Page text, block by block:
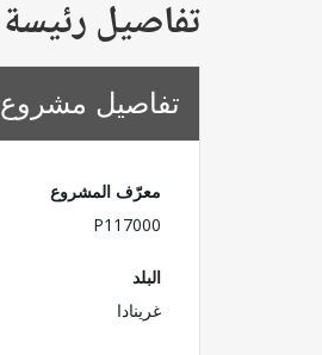
تفاصيل رئيسة
تفاصيل مشروع
معرّف المشروع
P117000
البلد
غرينادا